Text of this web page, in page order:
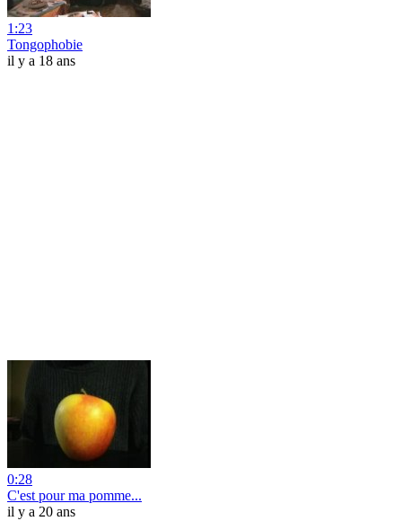
1:23
Tongophobie
il y a 18 ans
0:28
C'est pour ma pomme...
il y a 20 ans